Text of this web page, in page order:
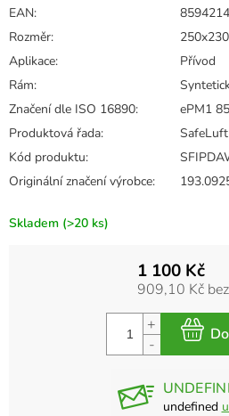
Skladem (>20 ks)
EAN:
Rozměr:
Aplikace:
Přívod
Rám:
Značení dle ISO 16890:
ePM1
Produktová řada:
Kód produktu:
Originální značení výrobce:
1 100 Kč
909,10 Kč
undefined